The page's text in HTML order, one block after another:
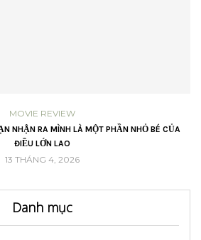
MOVIE REVIEW
NHẬN RA MÌNH LÀ MỘT PHẦN NHỎ BÉ CỦA
ĐIỀU LỚN LAO
13 THÁNG 4, 2026
Danh mục